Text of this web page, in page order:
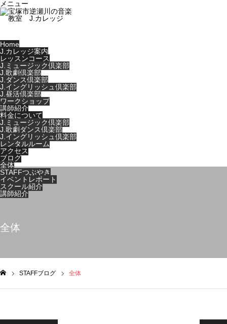
メニュー
Home
J.カレッジ案内
レッスンコース
J.ミュージック倶楽部
J.歌劇倶楽部
J.ダンス倶楽部
J.イングリッシュ倶楽部
J.昼活倶楽部
ワークショップ
講師紹介
料金について
J.ミュージック倶楽部
J.歌劇ダンス倶楽部
J.イングリッシュ倶楽部
レンタルルーム
アクセス
ブログ
全体
STAFFつぶやき
イベントレポート
スクール紹介
講師紹介
全体
STAFFブログ 全体